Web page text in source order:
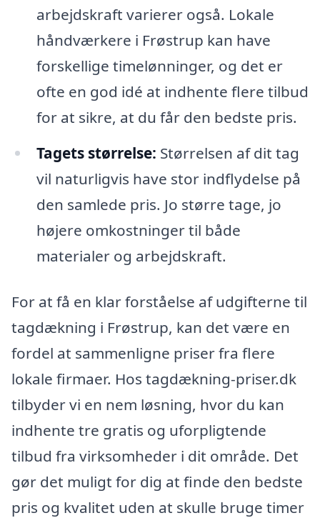
arbejdskraft varierer også. Lokale
håndværkere i Frøstrup kan have
forskellige timelønninger, og det er
ofte en god idé at indhente flere tilbud
for at sikre, at du får den bedste pris.
Tagets størrelse: Størrelsen af dit tag
vil naturligvis have stor indflydelse på
den samlede pris. Jo større tage, jo
højere omkostninger til både
materialer og arbejdskraft.
For at få en klar forståelse af udgifterne til
tagdækning i Frøstrup, kan det være en
fordel at sammenligne priser fra flere
lokale firmaer. Hos tagdækning-priser.dk
tilbyder vi en nem løsning, hvor du kan
indhente tre gratis og uforpligtende
tilbud fra virksomheder i dit område. Det
gør det muligt for dig at finde den bedste
pris og kvalitet uden at skulle bruge timer